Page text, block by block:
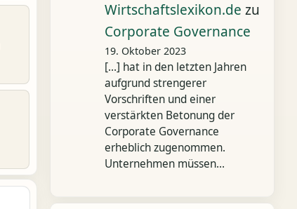
Wirtschaftslexikon.de zu
Corporate Governance
19. Oktober 2023
[…] hat in den letzten Jahren
aufgrund strengerer
Vorschriften und einer
verstärkten Betonung der
Corporate Governance
erheblich zugenommen.
Unternehmen müssen…